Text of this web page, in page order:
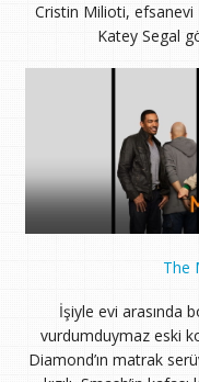
Cristin Milioti, efsanevi
Katey Segal
The
İşiyle evi arasında
vurdumduymaz eski
Diamond’ın matrak